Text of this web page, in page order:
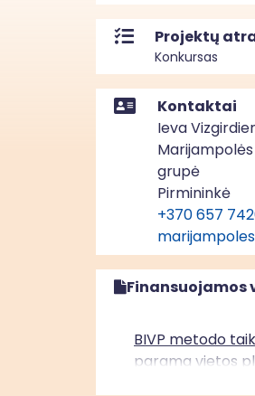
Projektų
Konkursas
Kontaktai
Ieva
grupė
Pirmininkė
+370 657
Finansuojamos
BIVP metodo
parama vietos